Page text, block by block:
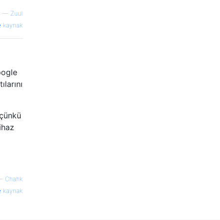
— Zuul
kaynak
Chahk
kaynak